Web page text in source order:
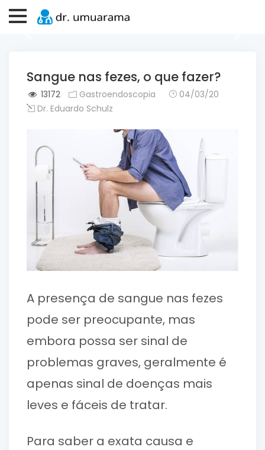
Sangue nas fezes, o que fazer?
13172 Gastroendoscopia
04/03/20
Dr. Eduardo Schulz
A presença de sangue nas fezes
pode ser preocupante, mas
embora possa ser sinal de
problemas graves, geralmente é
apenas sinal de doenças mais
leves e fáceis de tratar.
Para saber a exata causa e